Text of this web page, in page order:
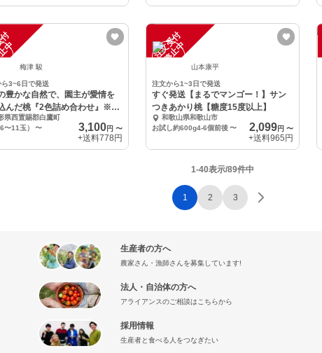
梅津 駿
ら3~6日で発送
豊かな自然で、園主が愛情を
んだ桃『2色詰め合わせ』※8
頃から〜
県西置賜郡白鷹町
〜11玉）
〜 3,100円 〜
+送料778円
注
文
受
付
停
止
中
山本康平
注文から1~3日で発送
すぐ発送【まるでマンゴー！】サン
つきあかり桃【糖度15度以上】
和歌山県和歌山市
お試し約600g4-6個前後 〜 2,099円〜
+送料965円
1-40表示/89件中
1 2 3
生産者の方へ
農家さん・漁師さんを募集しています!
法人・自治体の方へ
アライアンスのご相談はこちらから
採用情報
生産者と食べる人をつなぎたい